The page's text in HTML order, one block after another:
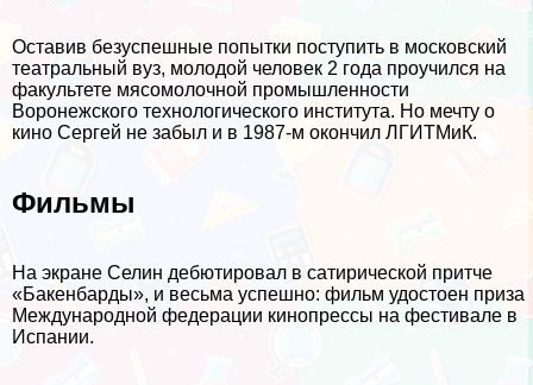
Оставив безуспешные попытки поступить в московский
театральный вуз, молодой человек 2 года проучился на
факультете мясомолочной промышленности
Воронежского технологического института. Но мечту о
кино Сергeй не забыл и в 1987-м окончил ЛГИТМиК.
Фильмы
На экране Селин дебютировал в сатирической притче
«Бакенбарды», и весьма успешно: фильм удостоен приза
Международной федерации кинопрессы на фестивале в
Испании.